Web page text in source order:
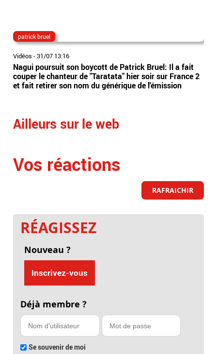
patrick bruel
Vidéos -31/07 13:16
Nagui poursuit son boycott de Patrick Bruel: Il a fait
couper le chanteur de "Taratata" hier soir sur France 2
et fait retirer son nom du générique de l'émission
Ailleurs sur le web
Vos réactions
RAFRAICHIR
RÉAGISSEZ
Nouveau ?
Inscrivez-vous
Déjà membre ?
Se souvenir de moi